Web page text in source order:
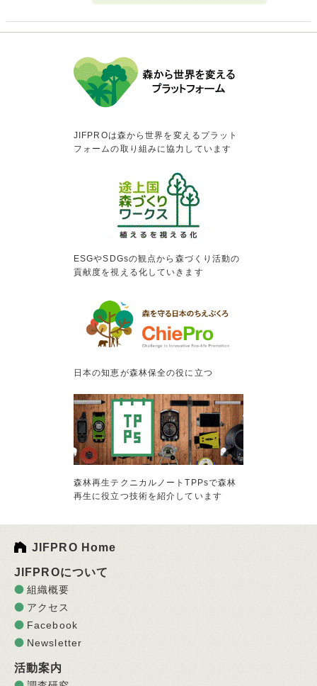
JIFPROは森から世界を変えるプラット
フォームの取り組みに協力しています
ESGやSDGsの観点から森づくり活動の
貢献度を視える化していきます
日本の知恵が森林保全の役に立つ
森林再生テクニカルノートTPPsで森林
再生に役立つ技術を紹介しています
JIFPRO Home
JIFPROについて
組織概要
アクセス
Facebook
Newsletter
活動案内